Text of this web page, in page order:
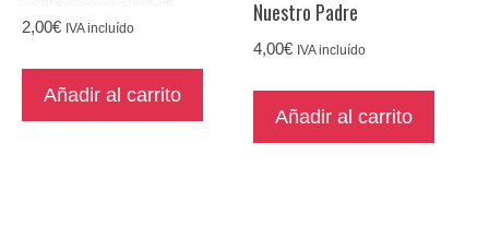
2,00€ IVA incluído
Añadir al carrito
Nuestro Padre
4,00€ IVA incluído
Añadir al carrito